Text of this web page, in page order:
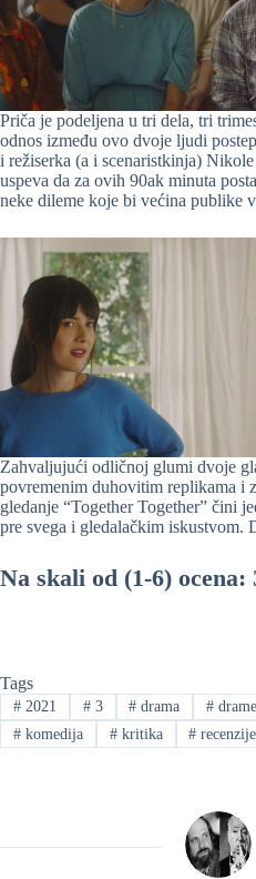
Priča je podeljena u tri dela, tri
odnos između ovo dvoje ljudi
i režiserka (a i scenaristkinja)
uspeva da za ovih 90ak minuta
neke dileme koje bi većina publike
Zahvaljujući odličnoj glumi dvoje
povremenim duhovitim replikama i
gledanje “Together Together” čini
pre svega i gledalačkim iskustvom.
Na skali od (1-6) ocena:
Tags
#2021 #3 # drama #
#komedija #kritika # recenzije